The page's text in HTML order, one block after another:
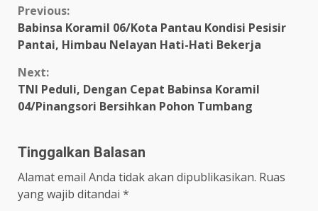
Continue
Reading
Previous:
Babinsa Koramil 06/Kota Pantau Kondisi Pesisir
Pantai, Himbau Nelayan Hati-Hati Bekerja
Next:
TNI Peduli, Dengan Cepat Babinsa Koramil
04/Pinangsori Bersihkan Pohon Tumbang
Tinggalkan Balasan
Alamat email Anda tidak akan dipublikasikan. Ruas
yang wajib ditandai *